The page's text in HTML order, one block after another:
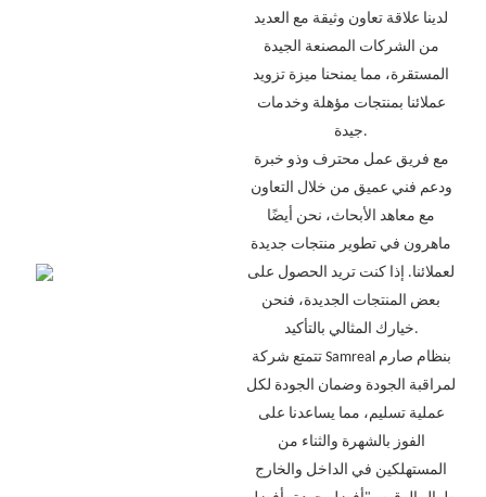
لدينا علاقة تعاون وثيقة مع العديد
من الشركات المصنعة الجيدة
المستقرة، مما يمنحنا ميزة تزويد
عملائنا بمنتجات مؤهلة وخدمات
جيدة.
مع فريق عمل محترف وذو خبرة
ودعم فني عميق من خلال التعاون
مع معاهد الأبحاث، نحن أيضًا
ماهرون في تطوير منتجات جديدة
لعملائنا. إذا كنت تريد الحصول على
بعض المنتجات الجديدة، فنحن
خيارك المثالي بالتأكيد.
تتمتع شركة Samreal بنظام صارم
لمراقبة الجودة وضمان الجودة لكل
عملية تسليم، مما يساعدنا على
الفوز بالشهرة والثناء من
المستهلكين في الداخل والخارج